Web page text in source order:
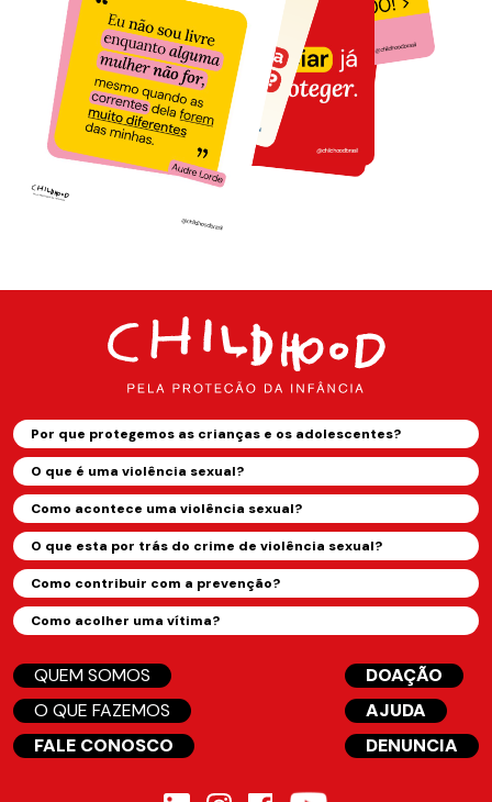
Por que protegemos as crianças e os adolescentes?
O que é uma violência sexual?
Como acontece uma violência sexual?
O que esta por trás do crime de violência sexual?
Como contribuir com a prevenção?
Como acolher uma vítima?
QUEM SOMOS
O QUE FAZEMOS
FALE CONOSCO
DOAÇÃO
AJUDA
DENUNCIA